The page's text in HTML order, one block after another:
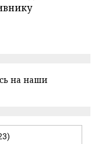
на наши